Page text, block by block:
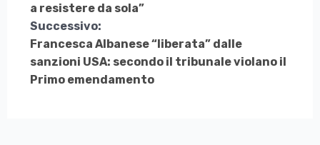
Leggere
a resistere da sola”
Successivo:
Francesca Albanese “liberata” dalle
sanzioni USA: secondo il tribunale violano il
Primo emendamento